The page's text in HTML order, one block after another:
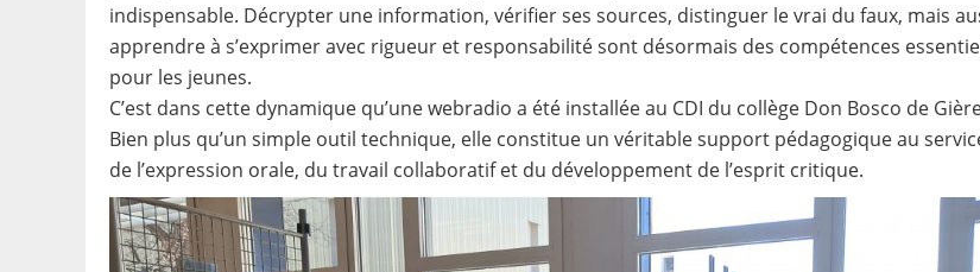
indispensable. Décrypter une information, vérifier ses sources, distinguer le vrai du faux, mais
apprendre à s’exprimer avec rigueur et responsabilité sont désormais des compétences
pour les jeunes.
C’est dans cette dynamique qu’une webradio a été installée au CDI du collège Don Bosco de
Bien plus qu’un simple outil technique, elle constitue un véritable support pédagogique au
de l’expression orale, du travail collaboratif et du développement de l’esprit critique.